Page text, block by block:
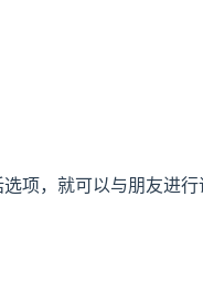
项，就可以与朋友进行